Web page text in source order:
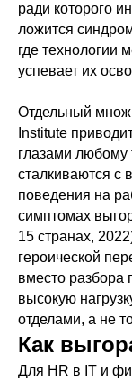
ради которого
ложится
где технологии
успевает их
Отдельный
Institute
глазами любому
сталкиваются с
поведения на
симптомах
15 странах,
героической
вместо разбора
высокую
отделами, а не
Как
Для HR в IT и